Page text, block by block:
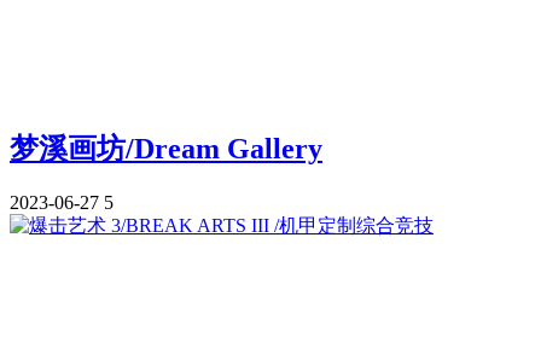
梦溪画坊/Dream Gallery
2023-06-27 5